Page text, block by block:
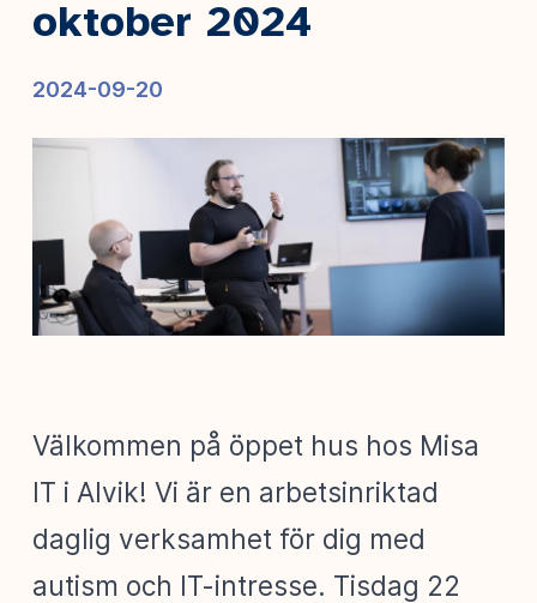
oktober 2024
2024-09-20
Välkommen på öppet hus hos Misa
IT i Alvik! Vi är en arbetsinriktad
daglig verksamhet för dig med
autism och IT-intresse. Tisdag 22